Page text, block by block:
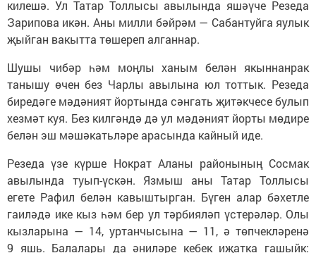
килешә. Ул Татар Толлысы авылында яшәүче Резеда
Зарипова икән. Аны милли бәйрәм — Сабантуйга яулык
җыйган вакытта төшереп алганнар.
Шушы чибәр һәм моңлы ханым белән якыннанрак
танышу өчен без Чарлы авылына юл тоттык. Резеда
биредәге мәдәният йортында сәнгать җитәкчесе булып
хезмәт куя. Без килгәндә дә ул мәдәният йорты мөдире
белән эш мәшәкатьләре арасында кайный иде.
Резеда үзе күрше Нократ Аланы районының Сосмак
авылында туып-үскән. Язмыш аны Татар Толлысы
егете Рафил белән кавыштырган. Бүген алар бәхетле
гаиләдә ике кыз һәм бер ул тәрбияләп үстерәләр. Олы
кызларына — 14, уртанчысына — 11, ә төпчекләренә
9 яшь. Балалары да әниләре кебек иҗатка гашыйк: